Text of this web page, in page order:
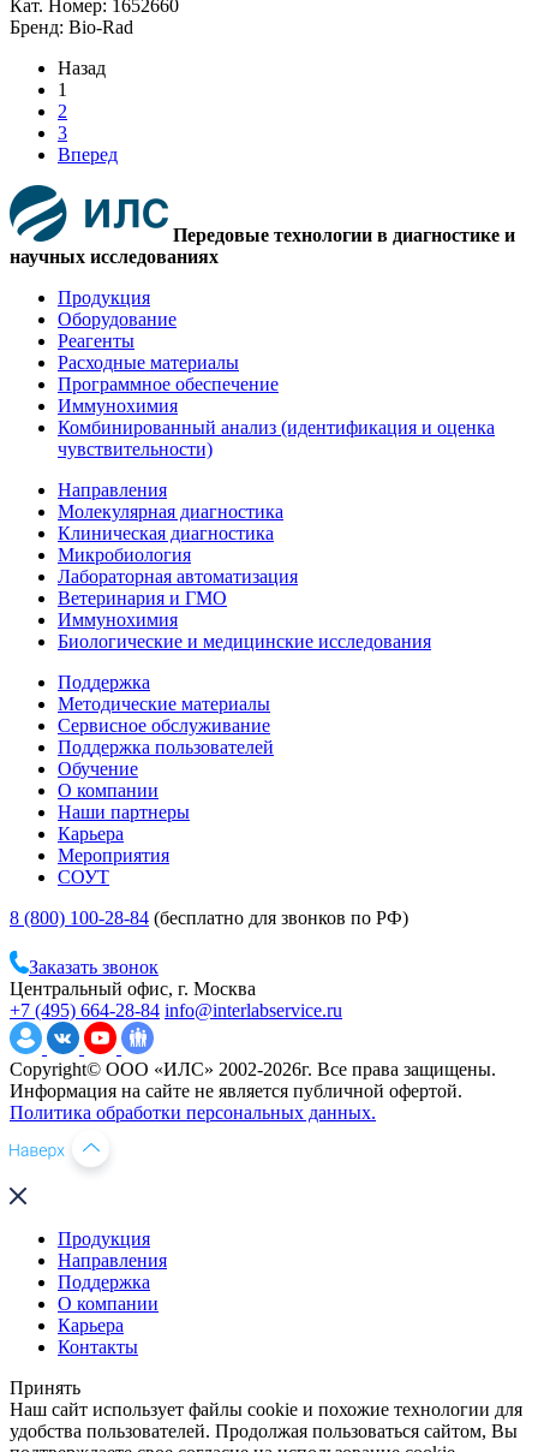
Кат. Номер: 1652660
Бренд: Bio-Rad
Назад
1
2
3
Вперед
Передовые технологии в диагностике и
научных исследованиях
Продукция
Оборудование
Реагенты
Расходные материалы
Программное обеспечение
Иммунохимия
Комбинированный анализ (идентификация и оценка
чувствительности)
Направления
Молекулярная диагностика
Клиническая диагностика
Микробиология
Лабораторная автоматизация
Ветеринария и ГМО
Иммунохимия
Биологические и медицинские исследования
Поддержка
Методические материалы
Сервисное обслуживание
Поддержка пользователей
Обучение
О компании
Наши партнеры
Карьера
Мероприятия
СОУТ
8 (800) 100-28-84 (бесплатно для звонков по РФ)
Заказать звонок
Центральный офис, г. Москва
+7 (495) 664-28-84 info@interlabservice.ru
Copyright© ООО «ИЛС» 2002-2026г. Все права защищены.
Информация на сайте не является публичной офертой.
Политика обработки персональных данных.
Продукция
Направления
Поддержка
О компании
Карьера
Контакты
Принять
Наш сайт использует файлы cookie и похожие технологии для
удобства пользователей. Продолжая пользоваться сайтом, Вы